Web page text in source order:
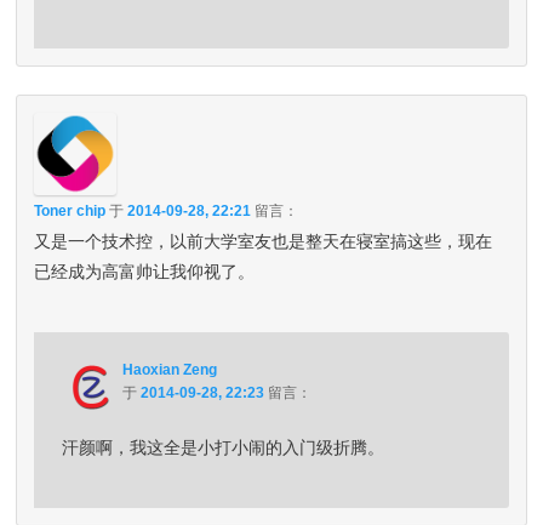
Toner chip 于2014-09-28, 22:21 留言：
又是一个技术控，以前大学室友也是整天在寝室搞这些，现在
已经成为高富帅让我仰视了。
Haoxian Zeng
于2014-09-28, 22:23 留言：
汗颜啊，我这全是小打小闹的入门级折腾。